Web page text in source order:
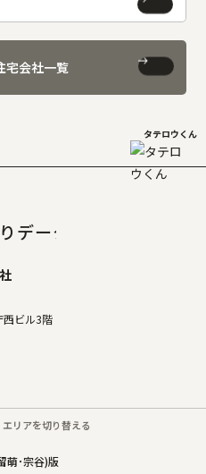
宅会社一覧
タテロウくん
データベース
西ビル3階
エリアを切り替える
萌･宗谷)版